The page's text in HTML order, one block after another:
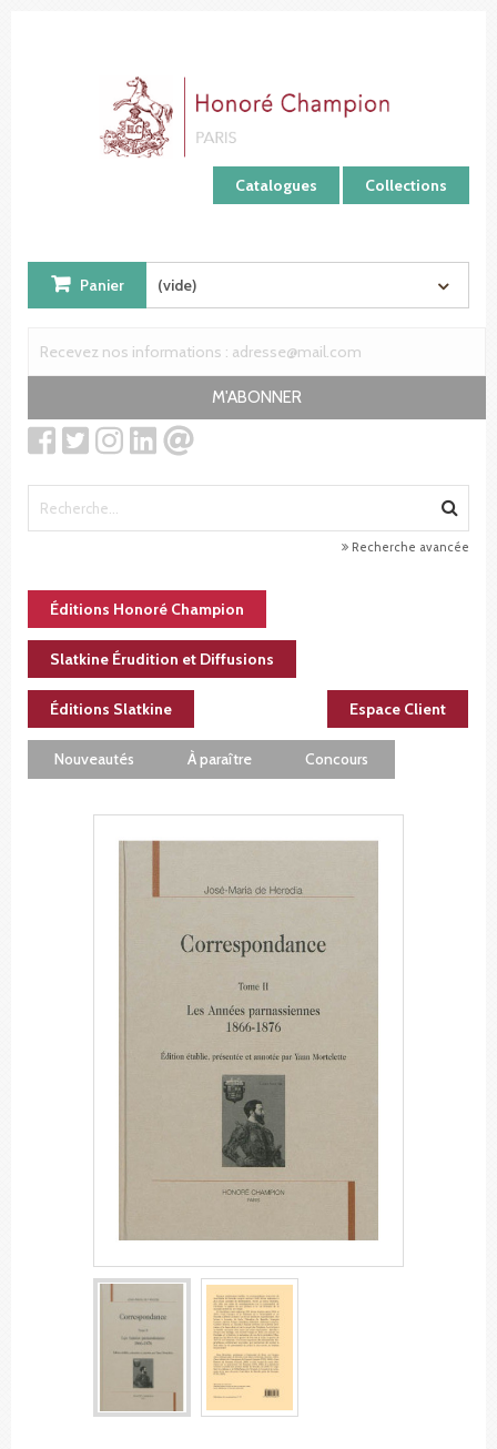
Catalogues Collections
Panier (vide)
M'ABONNER
Recherche avancée
Éditions Honoré Champion
Slatkine Érudition et Diffusions
Éditions Slatkine Espace Client
Nouveautés À paraître Concours